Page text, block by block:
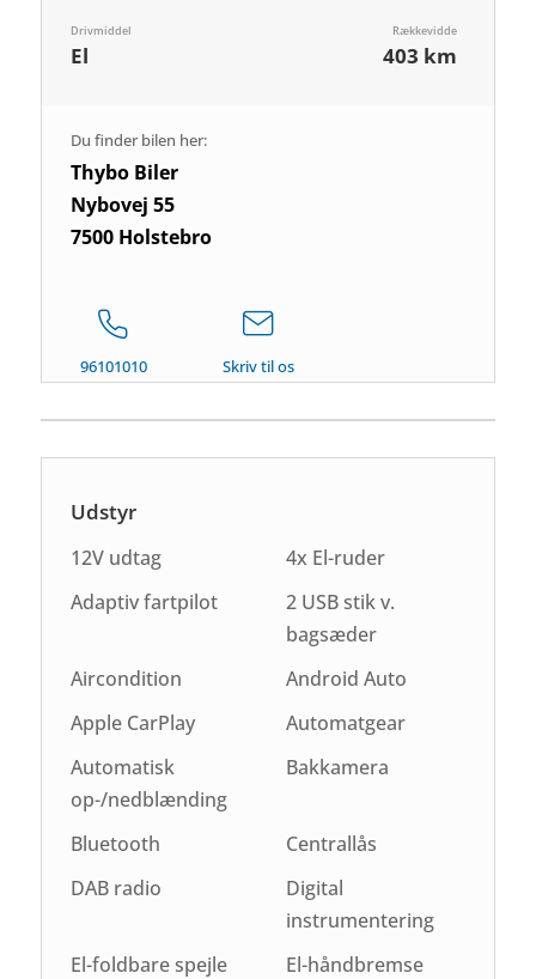
Drivmiddel
El
Rækkevidde
403 km
Du finder bilen her:
Thybo Biler
Nybovej 55
7500 Holstebro
96101010 Skriv til os
Udstyr
12V udtag
4x El-ruder
Adaptiv fartpilot
2 USB stik v.
bagsæder
Aircondition
Android Auto
Apple CarPlay
Automatgear
Automatisk
op-/nedblænding
Bakkamera
Bluetooth
Centrallås
DAB radio
Digital
instrumentering
El-foldbare spejle
El-håndbremse